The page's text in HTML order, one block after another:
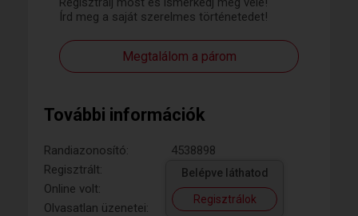
Írd meg a saját szerelmes történetedet!
Megtalálom a párom
További információk
Randiazonosító:
4538898
Regisztrált:
Online volt:
Olvasatlan üzenetei:
Belépve láthatod
Regisztrálok